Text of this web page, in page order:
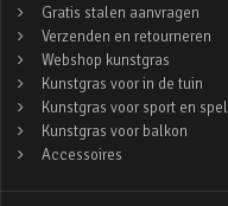
Gratis stalen aanvragen
Verzenden en retourneren
Webshop kunstgras
Kunstgras voor in de tuin
Kunstgras voor sport en spel
Kunstgras voor balkon
Accessoires